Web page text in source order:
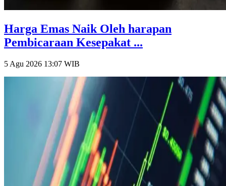
Harga Emas Naik Oleh harapan
Pembicaraan Kesepakat ...
5 Agu 2026 13:07 WIB